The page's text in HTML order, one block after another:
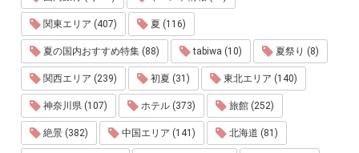
関東エリア (407) 夏 (116)
夏の国内おすすめ特集 (88) tabiwa (10) 夏祭り (8)
関西エリア (239) 初夏 (31) 東北エリア (140)
神奈川県 (107) ホテル (373) 旅館 (252)
絶景 (382) 中国エリア (141) 北海道 (81)